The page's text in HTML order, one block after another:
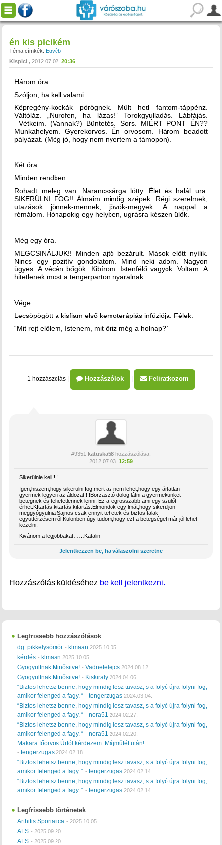
én kis picikém
Téma címkék: Egyéb
Kispici
2012.07.02. 20:36
Három óra
Szóljon, ha kell valami.
Képregény-kockák pörögnek. Múlt heti fantom-táppénz.
Váltóláz. „Nurofen, ha lázas!” Torokgyulladás. Lábfájás.
Vétkeim. (Vannak?) Büntetés. Sors. MIÉRT PONT ÉN??
Munkahelyem. Gyerekorvos. Én orvosom. Három beadott
pályázat. (Még jó, hogy nem nyertem a támopon).
Két óra.
Minden rendben.
Rohadt meleg van. Narancssárga lötty. Élet és halál ura.
SIKERÜLNI FOG!! Álmaim mindig szépek. Régi szerelmek,
utazások jönnek-mennek, jövök-megyek. A nappal a
rémálom. Hónapokig egy helyben, ugrásra készen ülök.
Még egy óra.
MEGCSINÁLJUK!! Minden ajtó bezárult. Mások előtt nyílik.
Nincs egy pozitív gondolatom. Mind neki adom. Nagyon
ügyes. A vécén bőgök. Kibírom. Istenfélő vagyok. Voltam. A
hitetlenek most a tengerparton nyaralnak.
Vége.
Lecsöpögött a kisfiam első kemoterápiás infúziója. Félek.
“Mit rejt előlem, Istenem, mit őriz még a holnap?”
1 hozzászólás Hozzászólok Feliratkozom
#9351 katuska58 hozzászólása:
2012.07.03. 12:59
Sikerülnie kell!!!!
Igen,hiszem,hogy sikerülni fog,mert az nem lehet,hogy egy ártatlan
gyermek legyen az áldozat!!!!Borzasztó dolog látni a gyermekünket
betegnek és tehetetlennek lenni. Ez a legrosszabb ami egy szülőt
érhet.KItartás,kitartás,kitartás.Elmondok egy lmát,hogy sikerüljön
meggyógyulnia.Sajnos csak ennyit tehetek és biztosítalak
együttérzésemről.Különben úgy tudom,hogy ezt a betegséget már jól lehet
kezelni.
Kivánom a legjobbakat……Katalin
Jelentkezzen be, ha válaszolni szeretne
Hozzászólás küldéséhez be kell jelentkezni.
Legfrissebb hozzászólások
dg. pikkelysömör - klmaan 2025.10.05.
kérdés - klmaan 2025.10.05.
Gyogyultnak Minősitve! -Vadnefelejcs 2024.08.12.
Gyogyultnak Minősitve! - Kiskiraly 2024.04.06.
“Biztos lehetsz benne, hogy mindig lesz tavasz, s a folyó újra folyni fog,
amikor felenged a fagy. “ -tengerzugas 2024.03.04.
“Biztos lehetsz benne, hogy mindig lesz tavasz, s a folyó újra folyni fog,
amikor felenged a fagy. “ -nora51 2024.02.27.
“Biztos lehetsz benne, hogy mindig lesz tavasz, s a folyó újra folyni fog,
amikor felenged a fagy. “ -nora51 2024.02.20.
Makara főorvos Úrtól kérdezem. Májműtét után!
-tengerzugas 2024.02.18.
“Biztos lehetsz benne, hogy mindig lesz tavasz, s a folyó újra folyni fog,
amikor felenged a fagy. “ -tengerzugas 2024.02.14.
“Biztos lehetsz benne, hogy mindig lesz tavasz, s a folyó újra folyni fog,
amikor felenged a fagy. “ -tengerzugas 2024.02.14.
Legfrissebb történetek
Arthitis Sporiatica - 2025.10.05.
ALS - 2025.09.20.
ALS - 2025.09.20.